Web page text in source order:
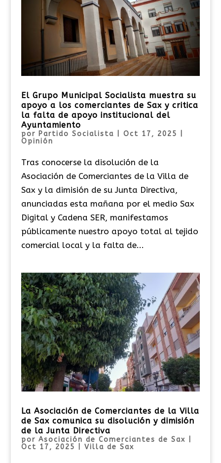
El Grupo Municipal Socialista muestra su
apoyo a los comerciantes de Sax y critica
la falta de apoyo institucional del
Ayuntamiento
por Partido Socialista Oct 17, 2025
Opinión
Tras conocerse la disolución de la
Asociación de Comerciantes de la Villa de
Sax y la dimisión de su Junta Directiva,
anunciadas esta mañana por el medio Sax
Digital y Cadena SER, manifestamos
públicamente nuestro apoyo total al tejido
comercial local y la falta de...
La Asociación de Comerciantes de la Villa
de Sax comunica su disolución y dimisión
de la Junta Directiva
por Asociación de Comerciantes de Sax
Oct 17, 2025
Villa de Sax